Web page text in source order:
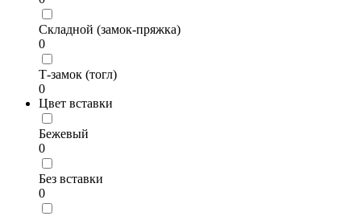
Складной (замок-пряжка)
0
Т-замок (тогл)
0
Цвет вставки
Бежевый
0
Без вставки
0